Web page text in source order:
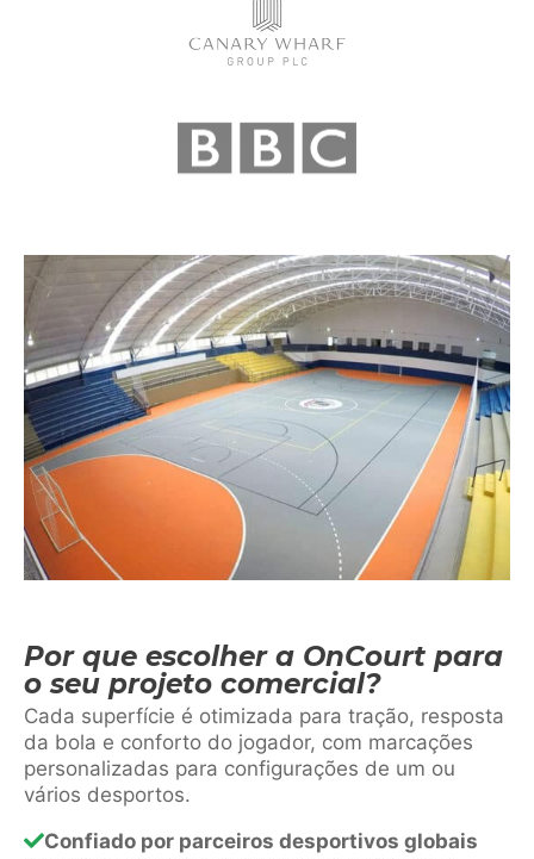
Por que escolher a OnCourt para
o seu projeto comercial?
Cada superfície é otimizada para tração, resposta
da bola e conforto do jogador, com marcações
personalizadas para configurações de um ou
vários desportos.
Confiado por parceiros desportivos globais